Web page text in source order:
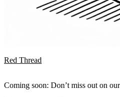
Red Thread
Coming soon: Don’t miss out on